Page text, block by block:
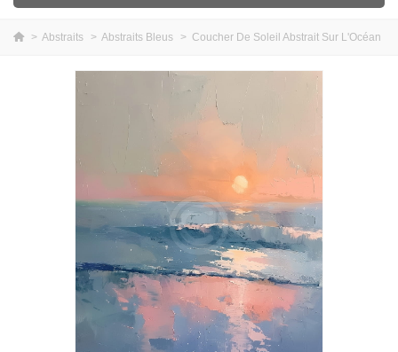
> Abstraits > Abstraits Bleus > Coucher De Soleil Abstrait Sur L'Océan